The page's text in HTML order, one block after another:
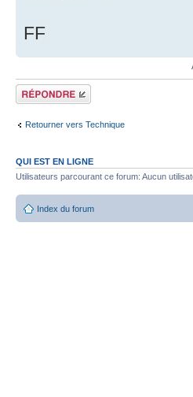
FF
Répondre
Retourner vers Technique
QUI EST EN LIGNE
Utilisateurs parcourant ce forum: Aucun
Index du forum